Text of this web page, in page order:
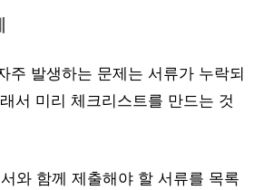
주 발생하는 문제는 서류가 누락되
서 미리 체크리스트를 만드는 것
와 함께 제출해야 할 서류를 목록